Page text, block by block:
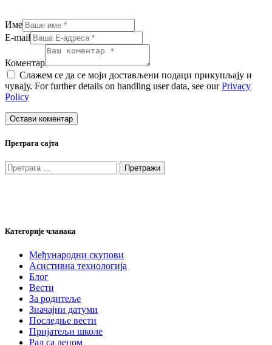
Име
E-mail
Коментар
Слажем се да се моји достављени подаци прикупљају и
чувају. For further details on handling user data, see ourPrivacy
Policy
Претрага сајта
Претрага
за:
Категорије чланака
Међународни скупови
Асистивна технологија
Блог
Вести
За родитеље
Значајни датуми
Последње вести
Пријатељи школе
Рад са децом